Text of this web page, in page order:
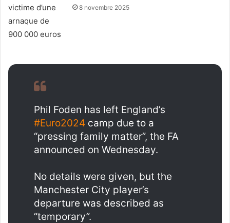
8 novembre 2025
Phil Foden has left England’s
#Euro2024 camp due to a
“pressing family matter”, the FA
announced on Wednesday.
No details were given, but the
Manchester City player’s
departure was described as
“temporary”.